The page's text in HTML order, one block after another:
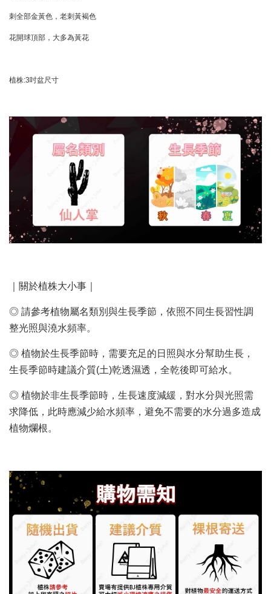
刺全部金黃色，老刺黃褐色
花開球頂部，大多為黃花
植株:3吋盆尺寸
｜關於植株大小事｜
◎ 請參考植物屬名類別與生長季節，依照不同生長習性調
整光照與澆水頻率。
◎ 植物於生長季節時，需要充足的日照與水分幫助生長，
生長季節時建議介質(土)乾透濕透，全乾後即可給水。
◎ 植物於非生長季節時，生長速度減緩，對水分與光照需
求降低，此時應減少給水頻率，避免不需要的水分過多造成
植物爛根。